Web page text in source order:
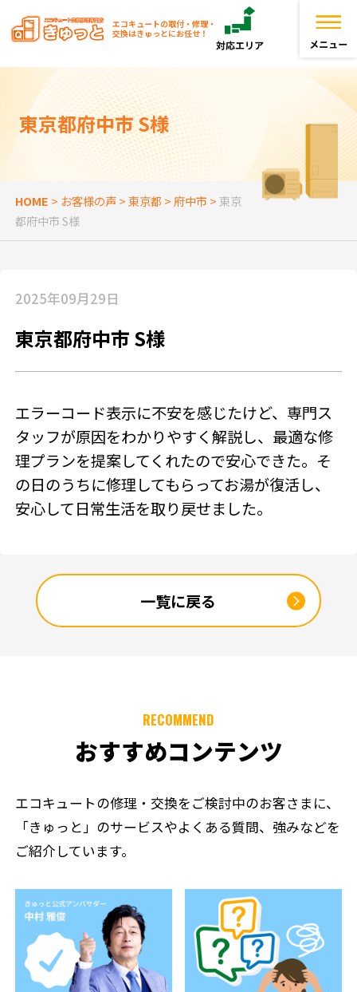
トップページ
きゅっとが選ばれる理由
エコキュートを探す
お役立ち情報
お客様の声
よくある質問
エコキュートの取付・修理・
交換はきゅっとにお任せ！
東京都府中市 S様
HOME > お客様の声>東京都 > 府中市 >東京
都府中市 S様
2025年09月29日
東京都府中市 S様
エラーコード表示に不安を感じたけど、専門ス
タッフが原因をわかりやすく解説し、最適な修
理プランを提案してくれたので安心できた。そ
の日のうちに修理してもらってお湯が復活し、
安心して日常生活を取り戻せました。
一覧に戻る
RECOMMEND
おすすめコンテンツ
エコキュートの修理・交換をご検討中のお客さまに、
「きゅっと」のサービスやよくある質問、強みなどを
ご紹介しています。